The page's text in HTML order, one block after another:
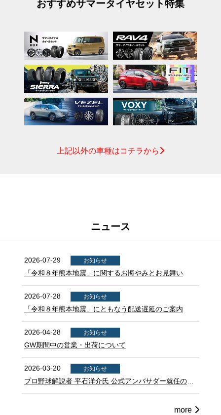
おすすめサマータイヤセット特集
上記以外の車種はコチラから
ニュース
2026-07-29 お知らせ
「令和８年熊本地震」に関するお悔やみとお見舞い
2026-07-28 お知らせ
「令和８年熊本地震」にともなう配送遅延のご案内
2026-04-28 お知らせ
GW期間中の営業・出荷について
2026-03-20 お知らせ
プロ野球解説者 平石洋介氏 公式アンバサダー就任のお
知らせ
more